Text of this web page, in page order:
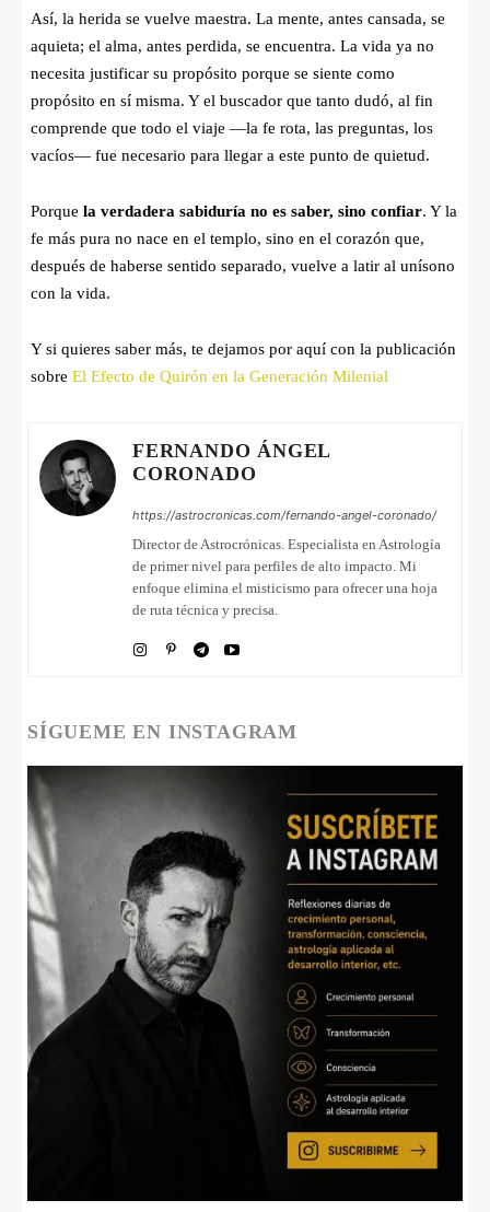
Así, la herida se vuelve maestra. La mente, antes cansada, se
aquieta; el alma, antes perdida, se encuentra. La vida ya no
necesita justificar su propósito porque se siente como
propósito en sí misma. Y el buscador que tanto dudó, al fin
comprende que todo el viaje —la fe rota, las preguntas, los
vacíos— fue necesario para llegar a este punto de quietud.
Porque la verdadera sabiduría no es saber, sino confiar. Y la
fe más pura no nace en el templo, sino en el corazón que,
después de haberse sentido separado, vuelve a latir al unísono
con la vida.
Y si quieres saber más, te dejamos por aquí con la publicación
sobre El Efecto de Quirón en la Generación Milenial
FERNANDO ÁNGEL
CORONADO
https://astrocronicas.com/fernando-angel-coronado/
Director de Astrocrónicas. Especialista en Astrología
de primer nivel para perfiles de alto impacto. Mi
enfoque elimina el misticismo para ofrecer una hoja
de ruta técnica y precisa.
SÍGUEME EN INSTAGRAM